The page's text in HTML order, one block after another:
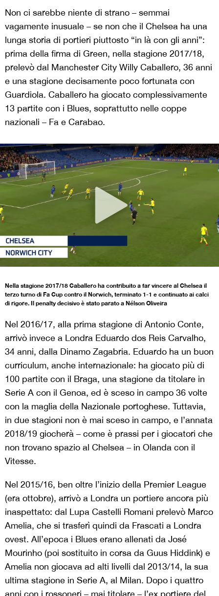
Non ci sarebbe niente di strano – semmai
vagamente inusuale – se non che il Chelsea ha una
lunga storia di portieri piuttosto “in là con gli anni”:
prima della firma di Green, nella stagione 2017/18,
prelevò dal Manchester City Willy Caballero, 36 anni
e una stagione decisamente poco fortunata con
Guardiola. Caballero ha giocato complessivamente
13 partite con i Blues, soprattutto nelle coppe
nazionali – Fa e Carabao.
Nella stagione 2017/18 Caballero ha contribuito a far vincere al Chelsea il
terzo turno di Fa Cup contro il Norwich, terminato 1-1 e continuato ai calci
di rigore. Il penalty decisivo è stato parato a Nélson Oliveira
Nel 2016/17, alla prima stagione di Antonio Conte,
arrivò invece a Londra Eduardo dos Reis Carvalho,
34 anni, dalla Dinamo Zagabria. Eduardo ha un buon
curriculum, anche internazionale: ha giocato più di
100 partite con il Braga, una stagione da titolare in
Serie A con il Genoa, ed è sceso in campo 36 volte
con la maglia della Nazionale portoghese. Tuttavia,
in due stagioni non è mai sceso in campo, e l’annata
2018/19 giocherà – come è prassi per i giocatori che
non trovano spazio al Chelsea – in Olanda con il
Vitesse.
Nel 2015/16, ben oltre l’inizio della Premier League
(era ottobre), arrivò a Londra un portiere ancora più
inaspettato: dal Lupa Castelli Romani prelevò Marco
Amelia, che si trasferì quindi da Frascati a Londra
ovest. All’epoca i Blues erano allenati da José
Mourinho (poi sostituito in corsa da Guus Hiddink) e
Amelia non giocava ad alti livelli dal 2013/14, la sua
ultima stagione in Serie A, al Milan. Dopo i quattro
anni con i rossoneri – mai titolare – l’ex portiere del